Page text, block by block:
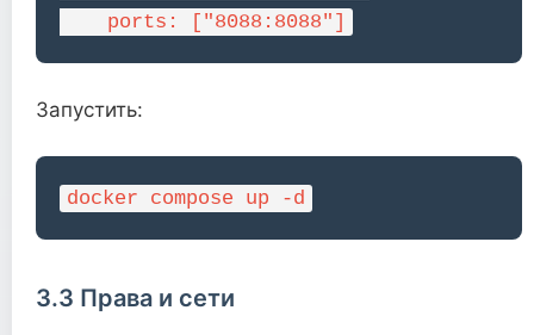
    ports: ["8088:8088"]
Запустить:
docker compose up -d
3.3 Права и сети